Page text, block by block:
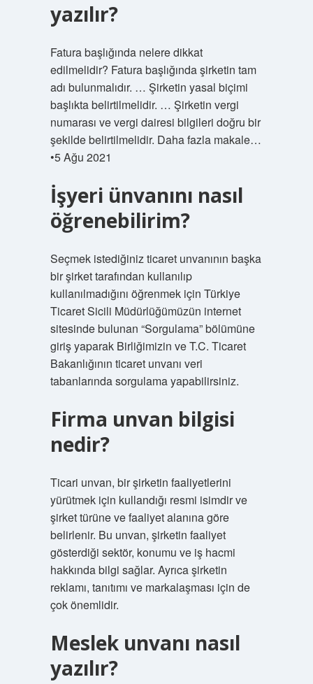
yazılır?
Fatura başlığında nelere dikkat
edilmelidir? Fatura başlığında şirketin tam
adı bulunmalıdır. … Şirketin yasal biçimi
başlıkta belirtilmelidir. … Şirketin vergi
numarası ve vergi dairesi bilgileri doğru bir
şekilde belirtilmelidir. Daha fazla makale…
•5 Ağu 2021
İşyeri ünvanını nasıl
öğrenebilirim?
Seçmek istediğiniz ticaret unvanının başka
bir şirket tarafından kullanılıp
kullanılmadığını öğrenmek için Türkiye
Ticaret Sicili Müdürlüğümüzün internet
sitesinde bulunan “Sorgulama” bölümüne
giriş yaparak Birliğimizin ve T.C. Ticaret
Bakanlığının ticaret unvanı veri
tabanlarında sorgulama yapabilirsiniz.
Firma unvan bilgisi
nedir?
Ticari unvan, bir şirketin faaliyetlerini
yürütmek için kullandığı resmi isimdir ve
şirket türüne ve faaliyet alanına göre
belirlenir. Bu unvan, şirketin faaliyet
gösterdiği sektör, konumu ve iş hacmi
hakkında bilgi sağlar. Ayrıca şirketin
reklamı, tanıtımı ve markalaşması için de
çok önemlidir.
Meslek unvanı nasıl
yazılır?